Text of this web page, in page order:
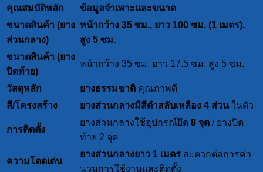
คุณสมบัติหลัก
ข้อมูลจำเพาะและขนาด
ขนาดสินค้า (ยาง
ส่วนกลาง)
หน้ากว้าง 35 ซม., ยาว 100 ซม. (1 เมตร),
สูง 5 ซม.
ขนาดสินค้า (ยาง
ปิดท้าย)
หน้ากว้าง 35 ซม. ยาว 17.5 ซม. สูง 5 ซม.
วัสดุหลัก ยางธรรมชาติ คุณภาพดี
สี/โครงสร้าง
ยางส่วนกลางมีสีดำสลับเหลือง 4 ส่วนในตัว
การติดตั้ง
ยางส่วนกลางใช้อุปกรณ์ยึด 8 จุด / ยางปิด
ท้าย 2 จุด
ความโดดเด่น
ยางส่วนกลางยาว 1 เมตร สะดวกต่อการคำ
นวนการใช้งานและติดตั้ง